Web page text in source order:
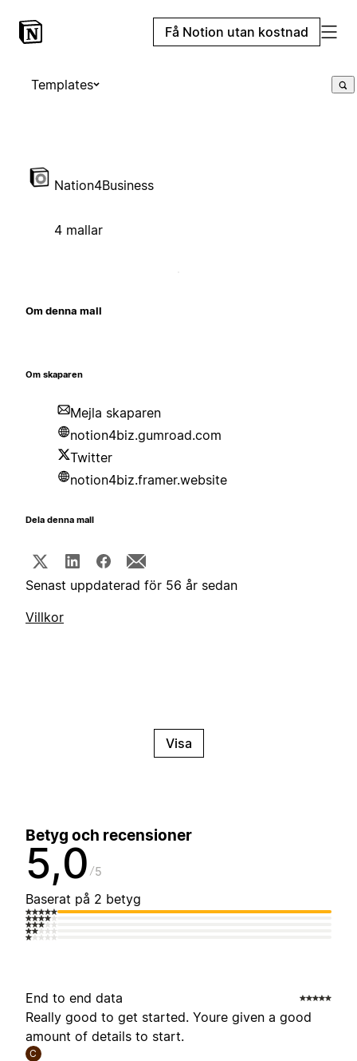
Få Notion utan kostnad
Templates
Nation4Business
4 mallar
Om denna mall
Om skaparen
Mejla skaparen
notion4biz.gumroad.com
Twitter
notion4biz.framer.website
Dela denna mall
Senast uppdaterad för 56 år sedan
Villkor
Visa
Betyg och recensioner
5,0 5
Baserat på 2 betyg
End to end data
Really good to get started. Youre given a good
amount of details to start.
C